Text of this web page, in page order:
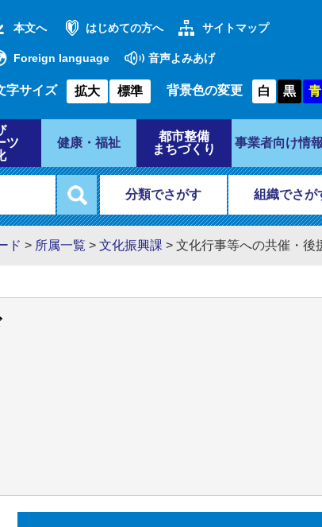
本文へ はじめての方へ サイトマップ
Foreign language 音声よみあげ
字サイズ 拡大 標準 背景色の変更 白 黒 青
ツ
健康・福祉
都市整備
まちづくり
事業者向け情報
分類でさがす 組織でさが
ド > 所属一覧 > 文化振興課 > 文化行事等への共催・後